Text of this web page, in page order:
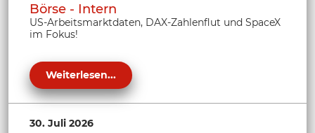
Börse - Intern
US-Arbeitsmarktdaten, DAX-Zahlenflut und SpaceX
im Fokus!
Weiterlesen...
30. Juli 2026